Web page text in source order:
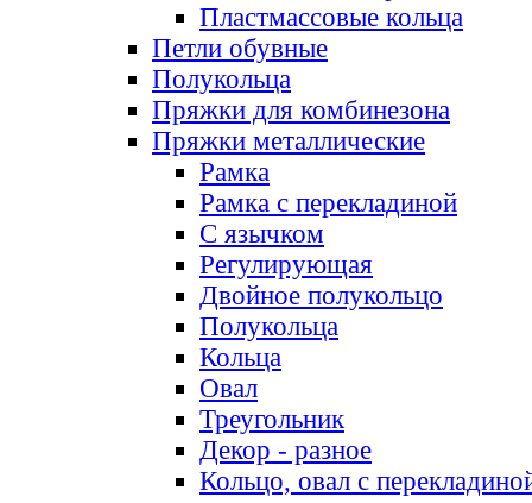
Пластмассовые кольца
Петли обувные
Полукольца
Пряжки для комбинезона
Пряжки металлические
Рамка
Рамка с перекладиной
С язычком
Регулирующая
Двойное полукольцо
Полукольца
Кольца
Овал
Треугольник
Декор - разное
Кольцо, овал с